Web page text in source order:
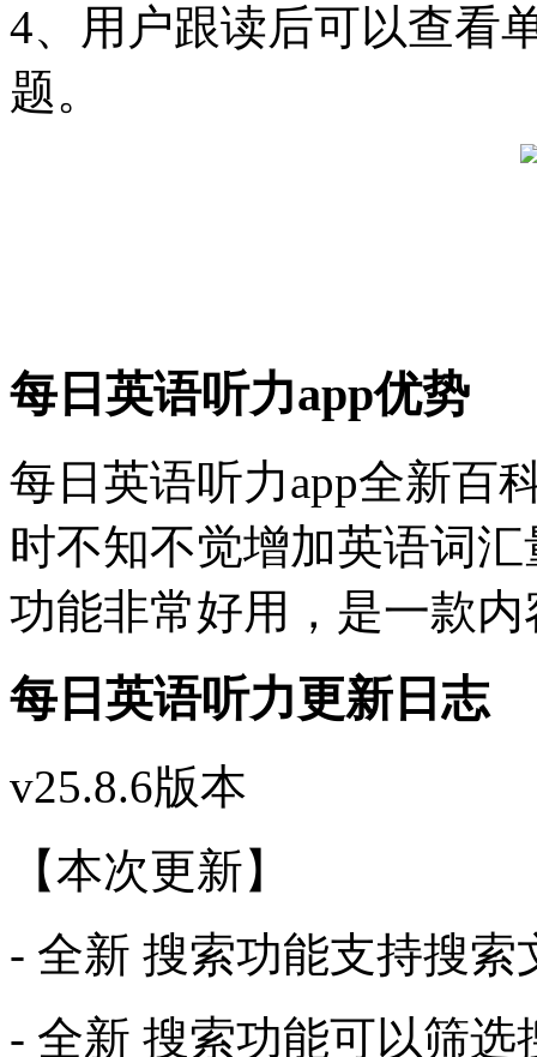
4、用户跟读后可以查看
题。
每日英语听力app优势
每日英语听力app全新百
时不知不觉增加英语词
功能非常好用，是一款
每日英语听力更新日志
v25.8.6版本
【本次更新】
- 全新 搜索功能支持搜
- 全新 搜索功能可以筛选